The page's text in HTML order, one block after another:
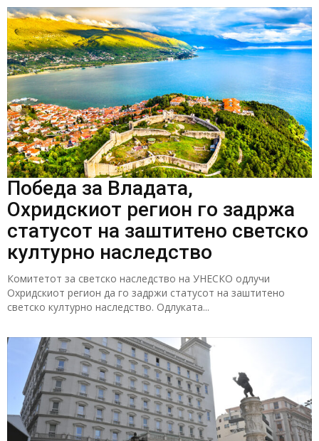
Победа за Владата,
Охридскиот регион го задржа
статусот на заштитено светско
културно наследство
Комитетот за светско наследство на УНЕСКО одлучи
Охридскиот регион да го задржи статусот на заштитено
светско културно наследство. Одлуката...